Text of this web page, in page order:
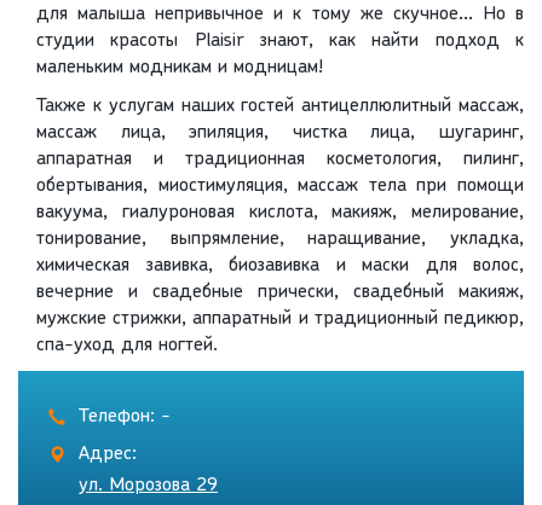
для малыша непривычное и к тому же скучное… Но в
студии красоты Plaisir знают, как найти подход к
маленьким модникам и модницам!
Также к услугам наших гостей антицеллюлитный массаж,
массаж лица, эпиляция, чистка лица, шугаринг,
аппаратная и традиционная косметология, пилинг,
обертывания, миостимуляция, массаж тела при помощи
вакуума, гиалуроновая кислота, макияж, мелирование,
тонирование, выпрямление, наращивание, укладка,
химическая завивка, биозавивка и маски для волос,
вечерние и свадебные прически, свадебный макияж,
мужские стрижки, аппаратный и традиционный педикюр,
спа-уход для ногтей.
Телефон: -
Адрес:
ул. Морозова 29